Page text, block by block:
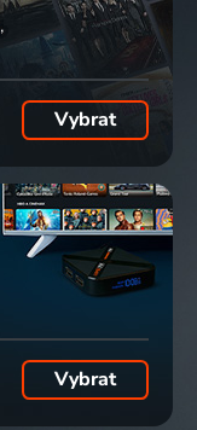
Vybrat
Vybrat